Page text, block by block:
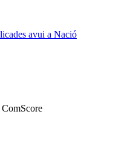
avui a Nació